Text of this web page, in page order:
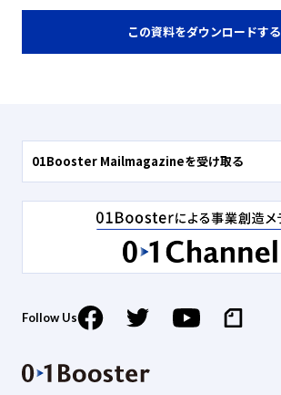
この資料をダウンロードする
01Booster Mailmagazineを受け取る
Follow Us